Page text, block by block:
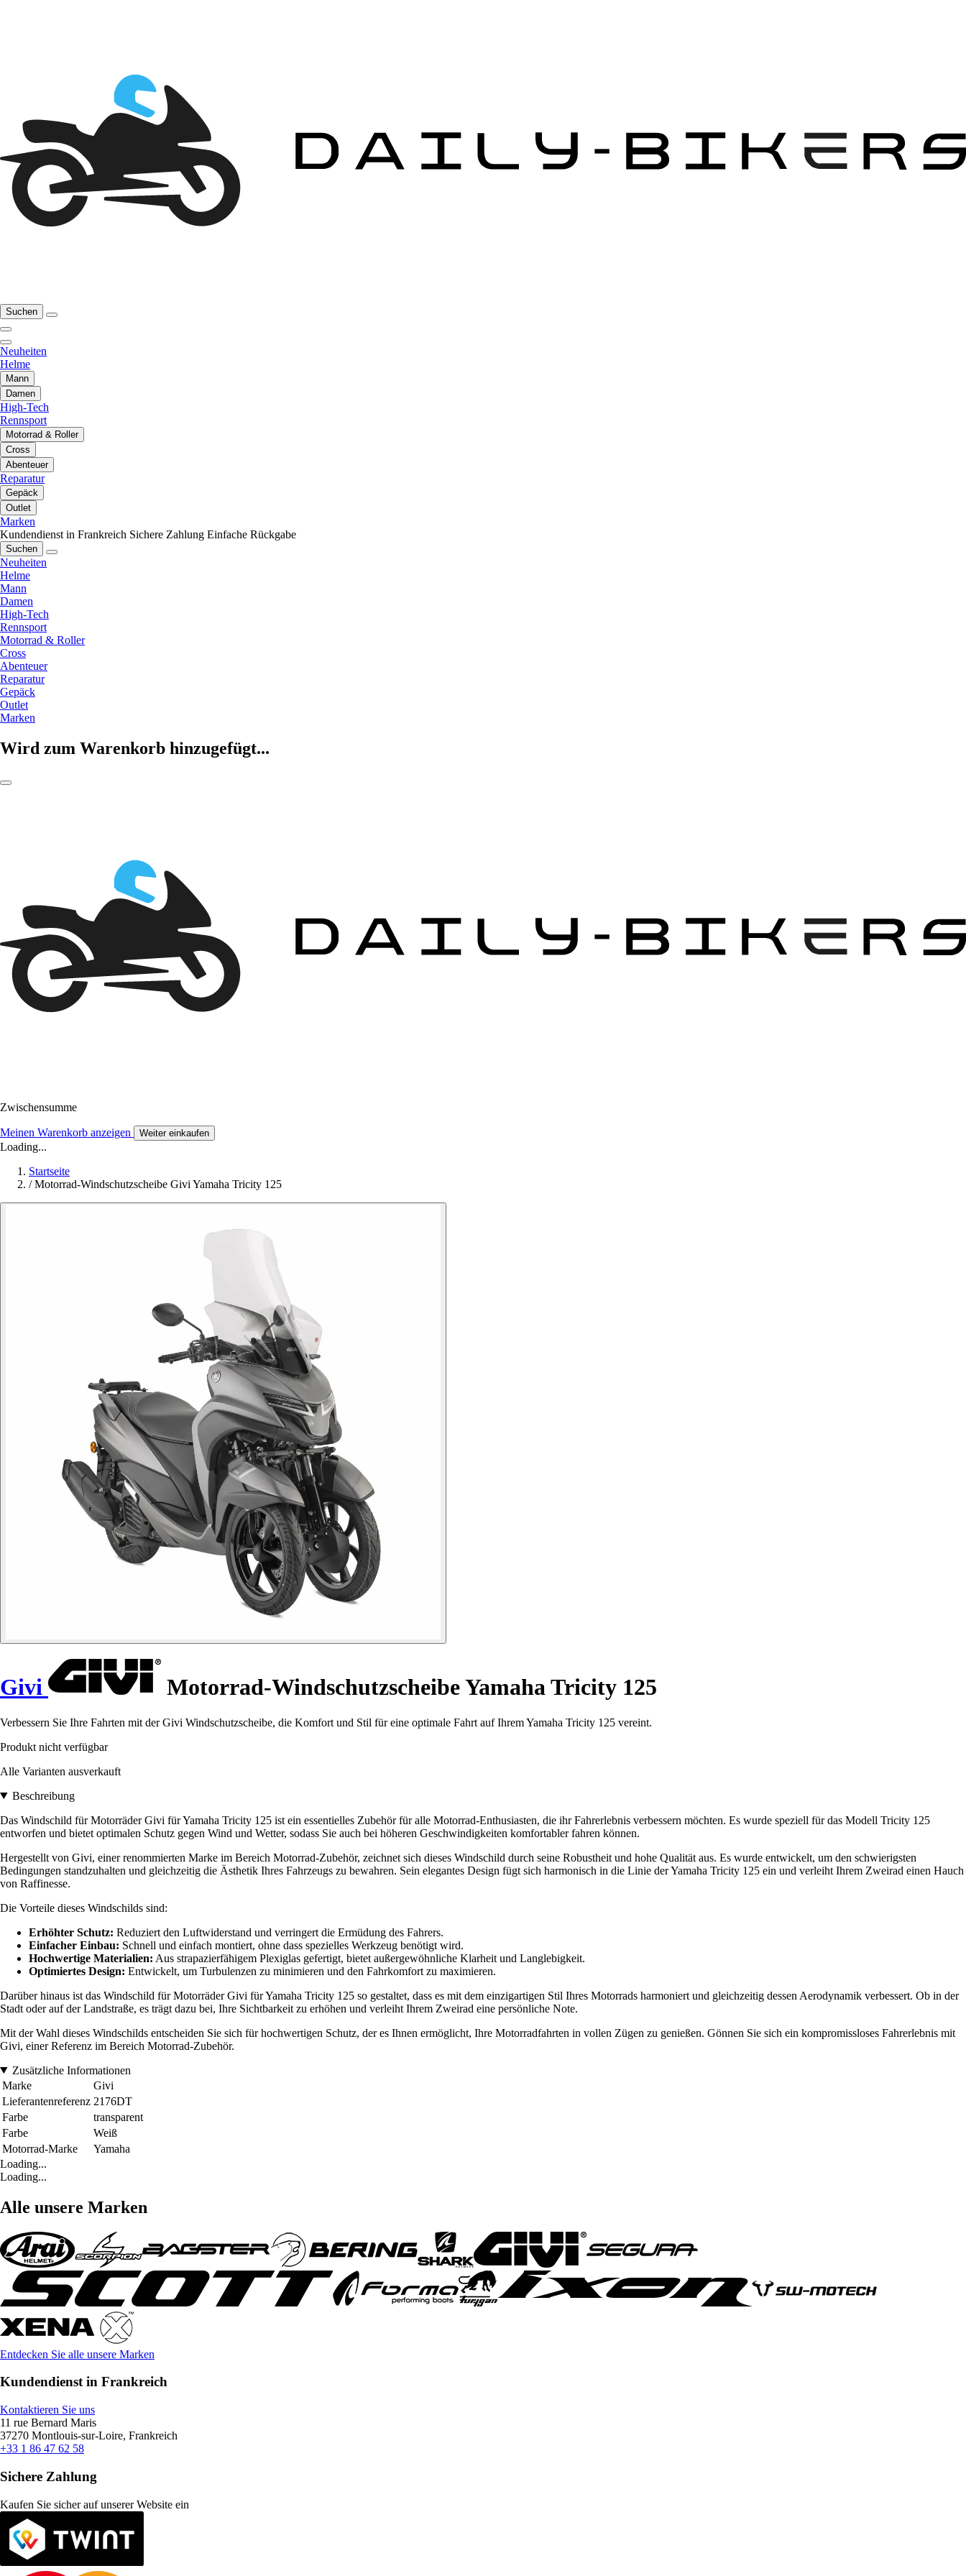
Suchen
Neuheiten
Helme
Mann
Damen
High-Tech
Rennsport
Motorrad & Roller
Cross
Abenteuer
Reparatur
Gepäck
Outlet
Marken
Kundendienst in Frankreich Sichere Zahlung Einfache Rückgabe
Suchen
Neuheiten
Helme
Mann
Damen
High-Tech
Rennsport
Motorrad & Roller
Cross
Abenteuer
Reparatur
Gepäck
Outlet
Marken
Wird zum Warenkorb hinzugefügt...
Zwischensumme
Meinen Warenkorb anzeigen Weiter einkaufen
Loading...
Startseite
/ Motorrad-Windschutzscheibe Givi Yamaha Tricity 125
Givi Motorrad-Windschutzscheibe Yamaha Tricity 125
Verbessern Sie Ihre Fahrten mit der Givi Windschutzscheibe, die Komfort und Stil für eine optimale Fahrt auf Ihrem Yamaha Tricity 125 vereint.
Produkt nicht verfügbar
Alle Varianten ausverkauft
Beschreibung
Das Windschild für Motorräder Givi für Yamaha Tricity 125 ist ein essentielles Zubehör für alle Motorrad-Enthusiasten, die ihr Fahrerlebnis verbessern möchten. Es wurde speziell für das Modell Tricity 125
entworfen und bietet optimalen Schutz gegen Wind und Wetter, sodass Sie auch bei höheren Geschwindigkeiten komfortabler fahren können.
Hergestellt von Givi, einer renommierten Marke im Bereich Motorrad-Zubehör, zeichnet sich dieses Windschild durch seine Robustheit und hohe Qualität aus. Es wurde entwickelt, um den schwierigsten
Bedingungen standzuhalten und gleichzeitig die Ästhetik Ihres Fahrzeugs zu bewahren. Sein elegantes Design fügt sich harmonisch in die Linie der Yamaha Tricity 125 ein und verleiht Ihrem Zweirad einen Hauch
von Raffinesse.
Die Vorteile dieses Windschilds sind:
Erhöhter Schutz: Reduziert den Luftwiderstand und verringert die Ermüdung des Fahrers.
Einfacher Einbau: Schnell und einfach montiert, ohne dass spezielles Werkzeug benötigt wird.
Hochwertige Materialien: Aus strapazierfähigem Plexiglas gefertigt, bietet außergewöhnliche Klarheit und Langlebigkeit.
Optimiertes Design: Entwickelt, um Turbulenzen zu minimieren und den Fahrkomfort zu maximieren.
Darüber hinaus ist das Windschild für Motorräder Givi für Yamaha Tricity 125 so gestaltet, dass es mit dem einzigartigen Stil Ihres Motorrads harmoniert und gleichzeitig dessen Aerodynamik verbessert. Ob in der
Stadt oder auf der Landstraße, es trägt dazu bei, Ihre Sichtbarkeit zu erhöhen und verleiht Ihrem Zweirad eine persönliche Note.
Mit der Wahl dieses Windschilds entscheiden Sie sich für hochwertigen Schutz, der es Ihnen ermöglicht, Ihre Motorradfahrten in vollen Zügen zu genießen. Gönnen Sie sich ein kompromissloses Fahrerlebnis mit
Givi, einer Referenz im Bereich Motorrad-Zubehör.
Zusätzliche Informationen
Marke
Givi
Lieferantenreferenz 2176DT
Farbe
transparent
Farbe
Weiß
Motorrad-Marke
Yamaha
Loading...
Loading...
Alle unsere Marken
Entdecken Sie alle unsere Marken
Kundendienst in Frankreich
Kontaktieren Sie uns
11 rue Bernard Maris
37270 Montlouis-sur-Loire, Frankreich
+33 1 86 47 62 58
Sichere Zahlung
Kaufen Sie sicher auf unserer Website ein